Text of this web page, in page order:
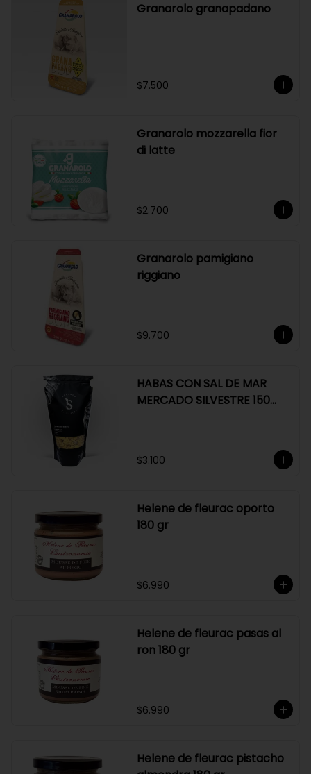
Granarolo granapadano
$7.500
Granarolo mozzarella fior
di latte
$2.700
Granarolo pamigiano
riggiano
$9.700
HABAS CON SAL DE MAR
MERCADO SILVESTRE 150
$3.100
Helene de fleurac oporto
180 gr
$6.990
Helene de fleurac pasas al
ron 180 gr
$6.990
Helene de fleurac pistacho